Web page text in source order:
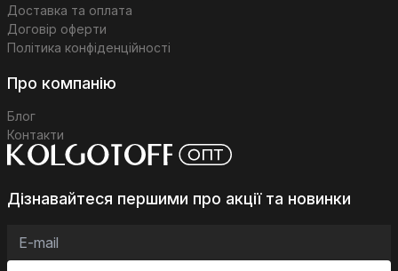
Доставка та оплата
Договір оферти
Політика конфіденційності
Про компанію
Блог
Контакти
Дізнавайтеся першими про акції та новинки